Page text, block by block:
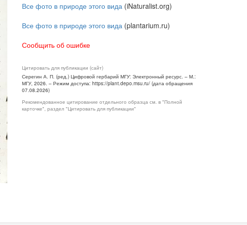
Все фото в природе этого вида (iNaturalist.org)
Все фото в природе этого вида (plantarium.ru)
Сообщить об ошибке
Цитировать для публикации (сайт)
Серегин А. П. (ред.) Цифровой гербарий МГУ: Электронный ресурс. – М.:
МГУ, 2026. – Режим доступа: https://plant.depo.msu.ru/ (дата обращения
07.08.2026)
Рекомендованное цитирование отдельного образца см. в "Полной
карточке", раздел "Цитировать для публикации"